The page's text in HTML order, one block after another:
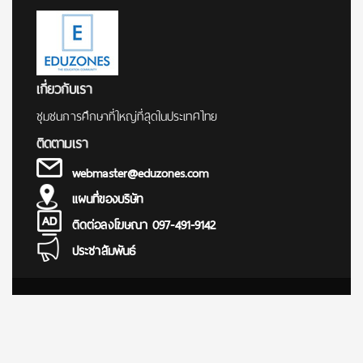
เกี่ยวกับเรา
ชุมชนการศึกษาที่ใหญ่ที่สุดในประเทศไทย
ติดตามเรา
webmaster@eduzones.com
แผนที่ของบริษัท
ติดต่อลงโฆษณา 097-491-9142
ประชาสัมพันธ์